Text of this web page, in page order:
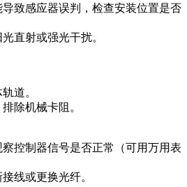
致感应器误判，检查安装位置是否
直射或强光干扰。
道。
除机械卡阻。
控制器信号是否正常（可用万用表
线或更换光纤。